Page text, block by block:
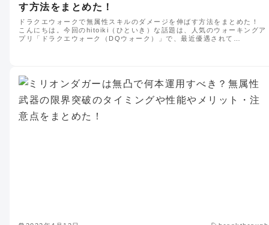
す方法をまとめた！
ドラクエウォークで無属性スキルのダメージを伸ばす方法をまとめた！
こんにちは。今回のhitoiki（ひといき）な話題は、人気のウォーキングア
プリ「ドラクエウォーク（DQウォーク）」で、最近優遇されて…